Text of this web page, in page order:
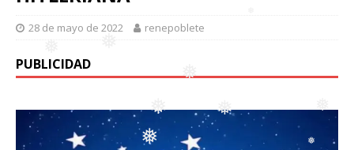
❅
❅
❅
28 de mayo de 2022 renepoblete
PUBLICIDAD